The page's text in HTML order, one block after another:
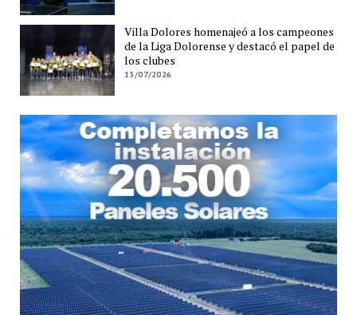
Villa Dolores homenajeó a los campeones
de la Liga Dolorense y destacó el papel de
los clubes
15/07/2026